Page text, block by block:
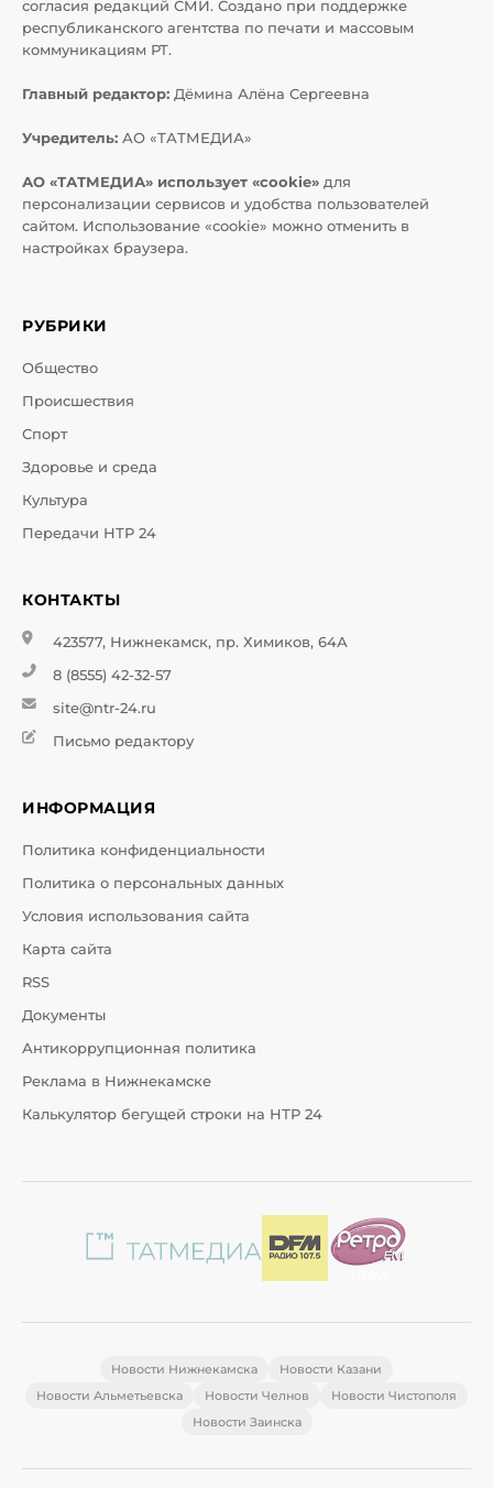
согласия редакций СМИ. Создано при поддержке
республиканского агентства по печати и массовым
коммуникациям РТ.
Главный редактор: Дёмина Алёна Сергеевна
Учредитель: АО «ТАТМЕДИА»
АО «ТАТМЕДИА» использует «cookie» для
персонализации сервисов и удобства пользователей
сайтом. Использование «cookie» можно отменить в
настройках браузера.
РУБРИКИ
Общество
Происшествия
Спорт
Здоровье и среда
Культура
Передачи НТР 24
КОНТАКТЫ
423577, Нижнекамск, пр. Химиков, 64А
8 (8555) 42-32-57
site@ntr-24.ru
Письмо редактору
ИНФОРМАЦИЯ
Политика конфиденциальности
Политика о персональных данных
Условия использования сайта
Карта сайта
RSS
Документы
Антикоррупционная политика
Реклама в Нижнекамске
Калькулятор бегущей строки на НТР 24
Новости Нижнекамска
Новости Казани
Новости Альметьевска
Новости Челнов
Новости Чистополя
Новости Заинска